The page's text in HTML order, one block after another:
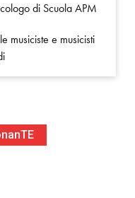
di Scuola APM
musiciste e musicisti